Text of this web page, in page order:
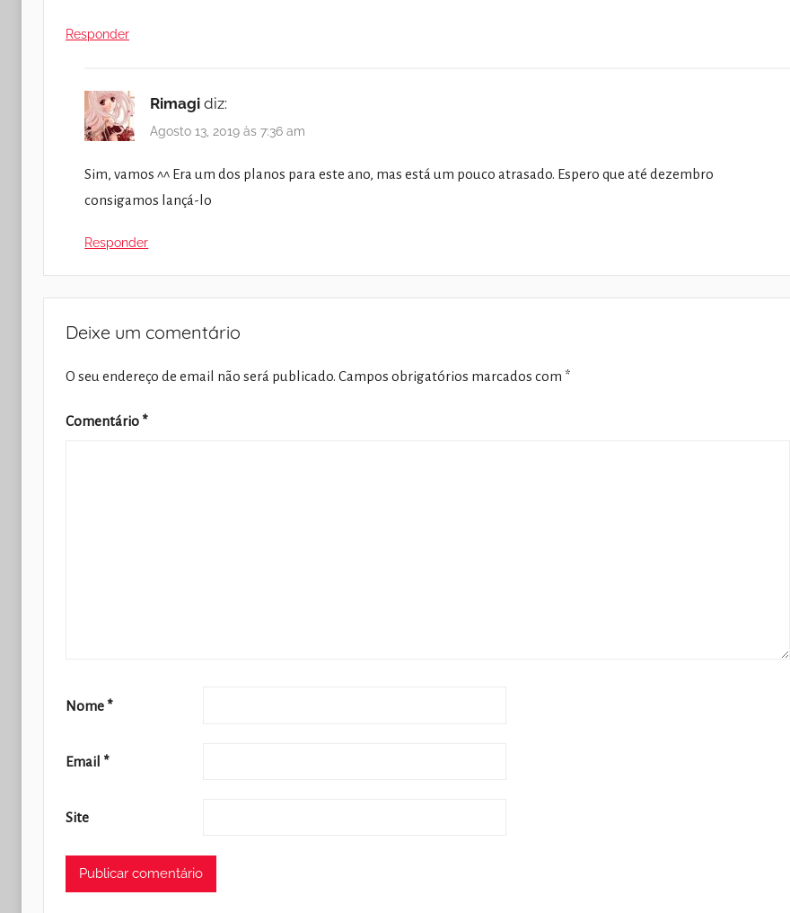
Responder
Rimagi diz:
Agosto 13, 2019 às 7:36 am
Sim, vamos ^^ Era um dos planos para este ano, mas está um pouco atrasado. Espero que até dezembro
consigamos lançá-lo
Responder
Deixe um comentário
O seu endereço de email não será publicado. Campos obrigatórios marcados com *
Comentário *
Nome *
Email *
Site